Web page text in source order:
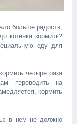
больше радости,
котенка кормить?
еду для
четыре раза
переводить на
кормить
в нем не должно